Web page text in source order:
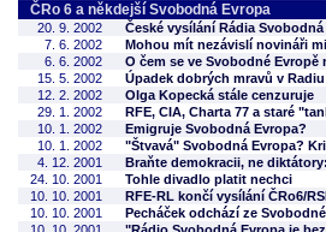
ČRo 6 a někdejší Svobodná Evropa
20. 9. 2002
České vysílání Rádia
7. 6. 2002
Mohou mít nezávislí novináři
6. 6. 2002
O čem se ve Svobodné Evropě
15. 5. 2002
Úpadek dobrých mravů v
12. 2. 2002
Olga Kopecká stále cenzuruje
29. 1. 2002
RFE, CIA, Charta 77 a staré
10. 1. 2002
Emigruje Svobodná Evropa?
10. 1. 2002
"Štvavá" Svobodná Evropa?
4. 12. 2001
Braňte demokracii, ne
24. 10. 2001
Tohle divadlo platit nechci
10. 10. 2001
RFE-RL končí vysílání ČRo6/
10. 10. 2001
Pecháček odchází ze